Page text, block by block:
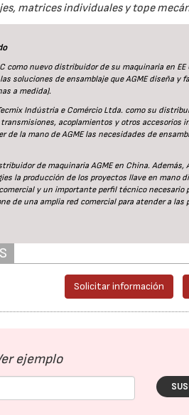
matrices individuales y tope
como nuevo distribuidor de su maquinaria en
soluciones de ensamblaje que AGME diseña y
a medida).
Indústria e Comércio Ltda. como su
acoplamientos y otros accesorios
la mano de AGME las necesidades de
de maquinaria AGME en China. Además,
la producción de los proyectos llave en mano
y un importante perfil técnico
de una amplia red comercial para atender a
Solicitar información
ejemplo